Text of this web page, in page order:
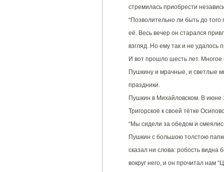
стремилась приобрести
“Позволительно ли быть до
её. Весь вечер он старался
взгляд. Но ему так и не удалось
И вот прошло шесть лет.
Пушкину и мрачные, и светлые
праздники.
Пушкин в Михайловском. В июне
Тригорское к своей тётке
“Мы сидели за обедом и
Пушкин с большою толстою
сказал ни слова: робость
вокруг него, и он прочитал нам